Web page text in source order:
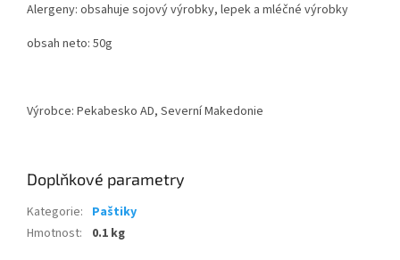
Alergeny: obsahuje sojový výrobky, lepek a mléčné výrobky
obsah neto: 50g
Výrobce: Pekabesko AD, Severní Makedonie
Doplňkové parametry
Kategorie: Paštiky
Hmotnost: 0.1 kg